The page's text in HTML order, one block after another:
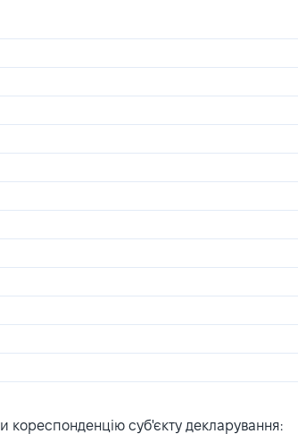
кореспонденцію суб'єкту декларування: